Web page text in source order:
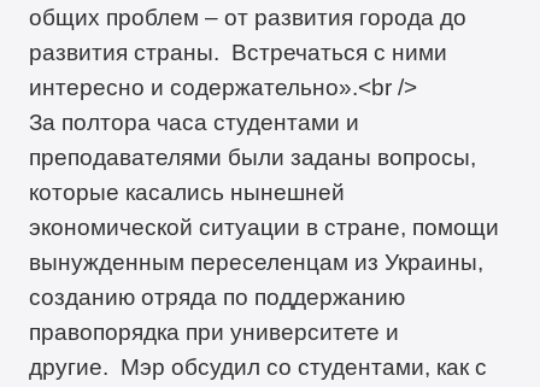
общих проблем – от развития города до
развития страны. Встречаться с ними
интересно и содержательно».<br />
За полтора часа студентами и
преподавателями были заданы вопросы,
которые касались нынешней
экономической ситуации в стране, помощи
вынужденным переселенцам из Украины,
созданию отряда по поддержанию
правопорядка при университете и
другие. Мэр обсудил со студентами, как с